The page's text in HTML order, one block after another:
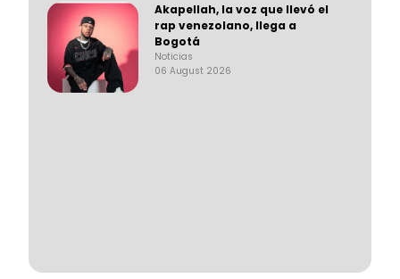
Akapellah, la voz que llevó el
rap venezolano, llega a
Bogotá
Noticias
06 August 2026